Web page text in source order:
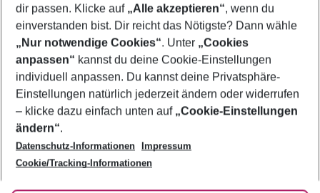
Footer
Footer navigation
Über uns
AGB
Bestpreisgarantie
Cookie-Einstellungen ändern
Cookie-Richtlinie
Agenturbetreuung
Barrierefreies Reisen
Folge uns
dir passen. Klicke auf „Alle akzeptieren“, wenn du
einverstanden bist. Dir reicht das Nötigste? Dann wähle
„Nur notwendige Cookies“. Unter „Cookies
anpassen“ kannst du deine Cookie-Einstellungen
individuell anpassen. Du kannst deine Privatsphäre-
Einstellungen natürlich jederzeit ändern oder widerrufen
– klicke dazu einfach unten auf „Cookie-Einstellungen
ändern“.
Datenschutz-Informationen
Impressum
Cookie/Tracking-Informationen